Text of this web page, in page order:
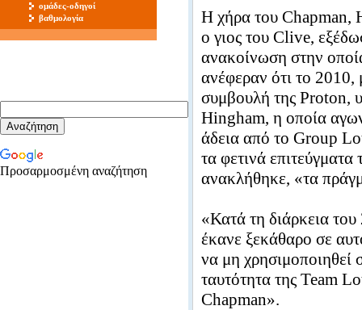
ομάδες-οδηγοί
βαθμολογία
Προσαρμοσμένη αναζήτηση
H χήρα του Chapman,
ο γιος του Clive,
ανακοίνωση στην
ανέφεραν ότι το 2010,
συμβουλή της Proton,
Hingham, η οποία
άδεια από το Group
τα φετινά
ανακλήθηκε, «τα
«Κατά τη διάρκεια
έκανε ξεκάθαρο σε
να μη χρησιμοποιηθεί
ταυτότητα της Team
Chapman».